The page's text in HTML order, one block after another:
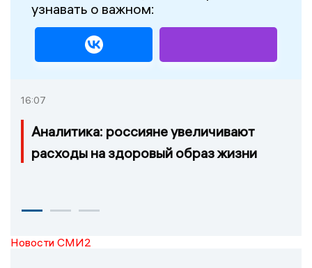
узнавать о важном:
16:07
Аналитика: россияне увеличивают
расходы на здоровый образ жизни
Новости СМИ2